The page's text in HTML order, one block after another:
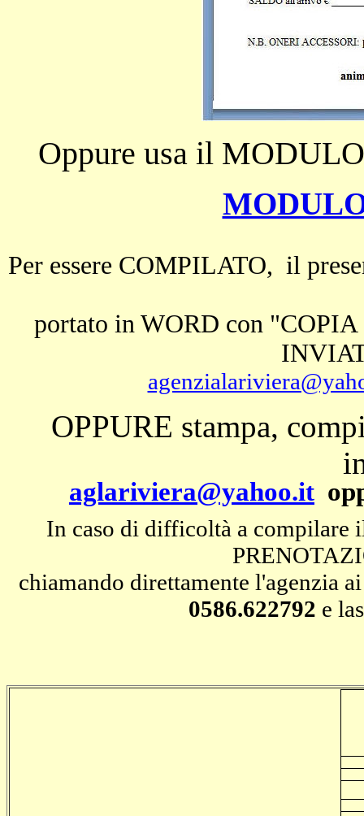
Oppure usa il
Per essere COMPILATO, il
portato in WORD con
OPPURE stampa,
aglariviera@yahoo.it
In caso di difficoltà a compilare
chiamando direttamente l'agenzia
0586.622792 e